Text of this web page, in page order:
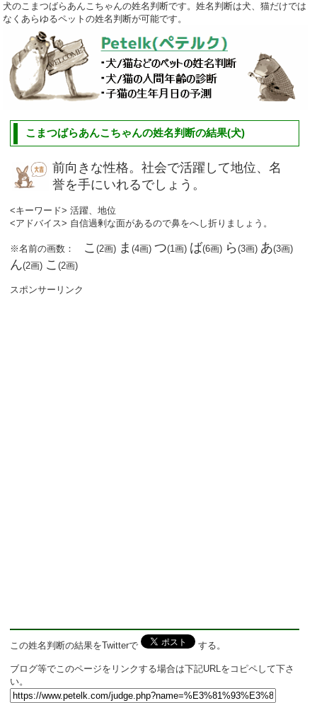
犬のこまつばらあんこちゃんの姓名判断です。姓名判断は犬、猫だけでは
なくあらゆるペットの姓名判断が可能です。
こまつばらあんこちゃんの姓名判断の結果(犬)
前向きな性格。社会で活躍して地位、名
誉を手にいれるでしょう。
<キーワード> 活躍、地位
<アドバイス> 自信過剰な面があるので鼻をへし折りましょう。
※名前の画数： こ(2画) ま(4画)つ(1画) ば(6画) ら(3画) あ(3画)
ん(2画) こ(2画)
スポンサーリンク
この姓名判断の結果をTwitterで する。
ブログ等でこのページをリンクする場合は下記URLをコピペして下さ
い。